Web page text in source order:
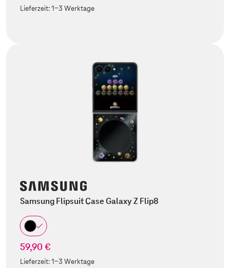
Lieferzeit:1-3 Werktage
Samsung Flipsuit Case Galaxy Z Flip8
59,90 €
Lieferzeit:1-3 Werktage